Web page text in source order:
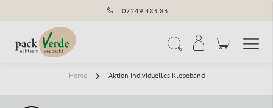
07249 483 83
Home Aktion individuelles Klebeband